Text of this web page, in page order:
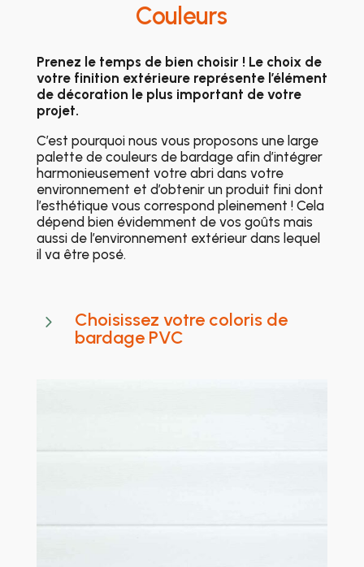
Couleurs
Prenez le temps de bien choisir ! Le choix de
votre finition extérieure représente l’élément
de décoration le plus important de votre
projet.
C’est pourquoi nous vous proposons une large
palette de couleurs de bardage afin d’intégrer
harmonieusement votre abri dans votre
environnement et d’obtenir un produit fini dont
l’esthétique vous correspond pleinement ! Cela
dépend bien évidemment de vos goûts mais
aussi de l’environnement extérieur dans lequel
il va être posé.
5
Choisissez votre coloris de
bardage PVC